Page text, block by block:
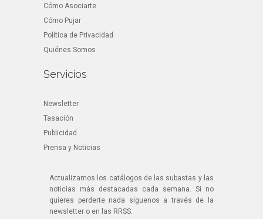
Cómo Asociarte
Cómo Pujar
Política de Privacidad
Quiénes Somos
Servicios
Newsletter
Tasación
Publicidad
Prensa y Noticias
Actualizamos los catálogos de las subastas y las
noticias más destacadas cada semana. Si no
quieres perderte nada síguenos a través de la
newsletter o en las RRSS: